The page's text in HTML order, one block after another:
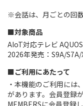
※会話は、月ごとの回
■対象商品
AIoT対応テレビ AQUOS
2026年発売：S9A/
■ご利用にあたって
・本機能のご利用には
があります。会員登録
MEMBERSに会員登録